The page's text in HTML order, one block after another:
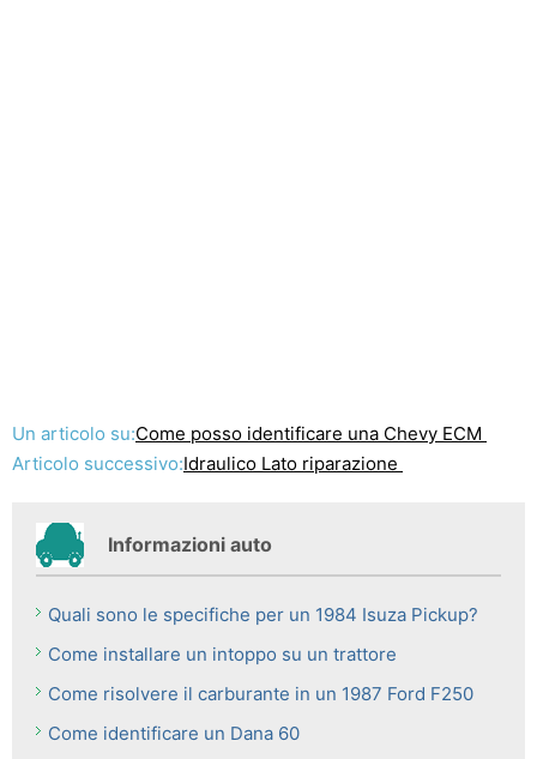
Un articolo su:Come posso identificare una Chevy ECM
Articolo successivo:Idraulico Lato riparazione
Informazioni auto
Quali sono le specifiche per un 1984 Isuza Pickup?
Come installare un intoppo su un trattore
Come risolvere il carburante in un 1987 Ford F250
Come identificare un Dana 60